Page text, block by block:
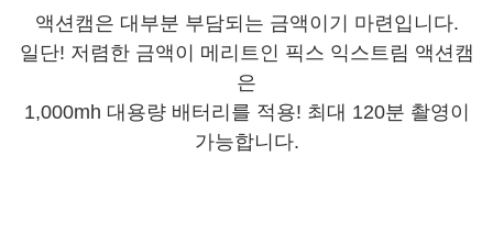
액션캠은 대부분 부담되는 금액이기 마련입니다.
일단! 저렴한 금액이 메리트인 픽스 익스트림 액션캠
은
1,000mh 대용량 배터리를 적용! 최대 120분 촬영이
가능합니다.